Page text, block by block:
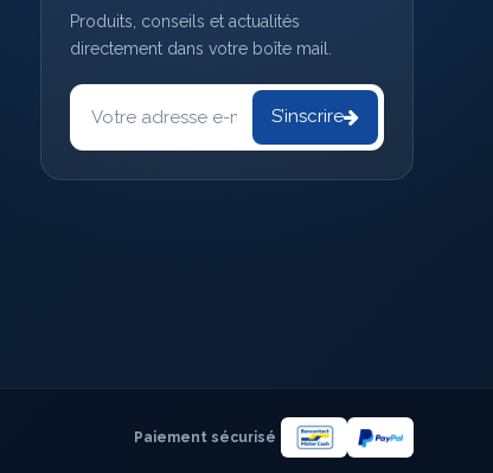
Produits, conseils et actualités
directement dans votre boîte mail.
Votre
adresse
mail
S’inscrire
Paiement sécurisé